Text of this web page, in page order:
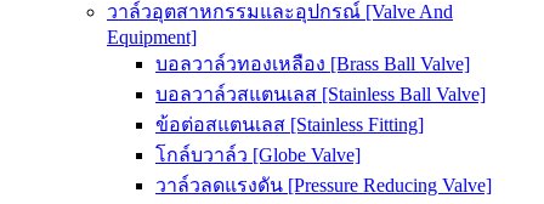
วาล์วอุตสาหกรรมและอุปกรณ์ [Valve And
Equipment]
บอลวาล์วทองเหลือง [Brass Ball Valve]
บอลวาล์วสแตนเลส [Stainless Ball Valve]
ข้อต่อสแตนเลส [Stainless Fitting]
โกล์บวาล์ว [Globe Valve]
วาล์วลดแรงดัน [Pressure Reducing Valve]